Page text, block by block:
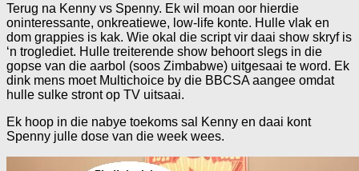
Terug na Kenny vs Spenny. Ek wil moan oor hierdie
oninteressante, onkreatiewe, low-life konte. Hulle vlak en
dom grappies is kak. Wie okal die script vir daai show skryf is
‘n troglediet. Hulle treiterende show behoort slegs in die
gopse van die aarbol (soos Zimbabwe) uitgesaai te word. Ek
dink mens moet Multichoice by die BBCSA aangee omdat
hulle sulke stront op TV uitsaai.
Ek hoop in die nabye toekoms sal Kenny en daai kont
Spenny julle dose van die week wees.